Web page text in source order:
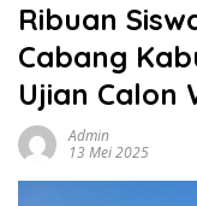
Ribuan
Cabang
Ujian Calon
Admin
13 Mei 2025